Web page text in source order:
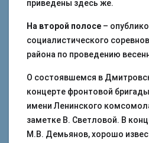
приведены здесь же.
На второй полосе –
социалистического
района по проведению
О состоявшемся в
концерте фронтовой
имени Ленинского
заметке В. Светловой. В
М.В. Демьянов, хорошо